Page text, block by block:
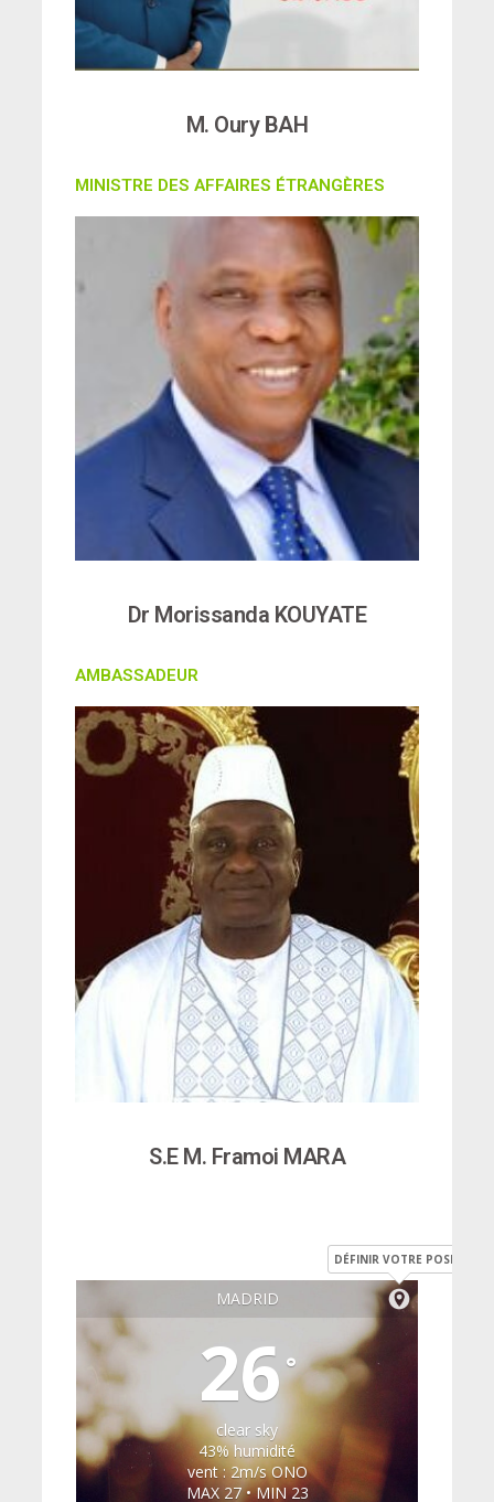
M. Oury BAH
MINISTRE DES AFFAIRES ÉTRANGÈRES
Dr Morissanda KOUYATE
AMBASSADEUR
S.E M. Framoi MARA
MADRID
DÉFINIR VOTRE POSITION
26°
clear sky
43% humidité
vent : 2m/s ONO
MAX 27 • MIN 23